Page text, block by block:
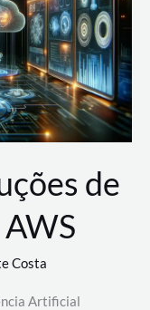
de
Costa
Artificial